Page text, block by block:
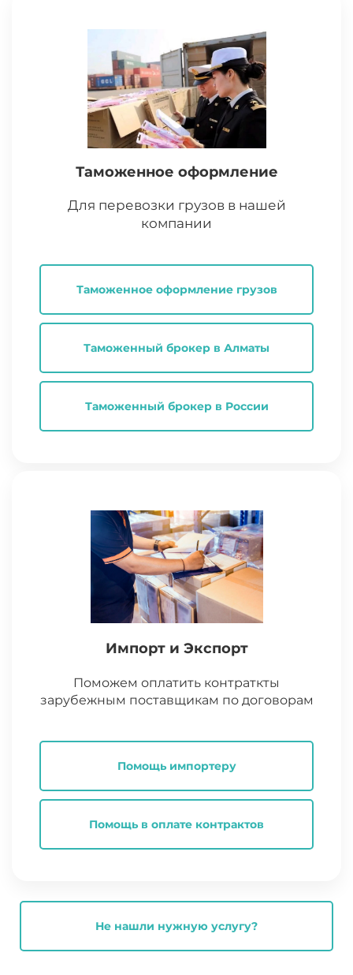
Таможенное оформление
Для перевозки грузов в нашей
компании
Таможенное оформление грузов
Таможенный брокер в Алматы
Таможенный брокер в России
Импорт и Экспорт
Поможем оплатить контраткты
зарубежным поставщикам по договорам
Помощь импортеру
Помощь в оплате контрактов
Не нашли нужную услугу?